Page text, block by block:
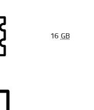
16GB